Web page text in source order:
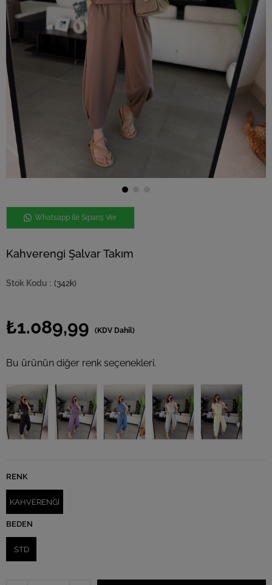
Whatsapp ile Sipariş Ver
Kahverengi Şalvar Takım
(342k)
₺1.089,99 (KDV Dahil)
Bu ürünün diğer renk seçenekleri.
Tükendi Tükendi Tükendi
RENK
KAHVERENGİ
BEDEN
STD